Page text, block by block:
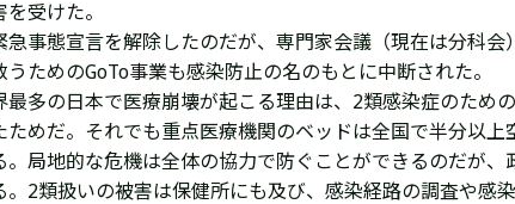
受けた。
事態宣言を解除したのだが、専門家会議（現在は分科
ためのGoTo事業も感染防止の名のもとに中断された。
多の日本で医療崩壊が起こる理由は、2類感染症のため
めだ。それでも重点医療機関のベッドは全国で半分以
局地的な危機は全体の協力で防ぐことができるのだが
2類扱いの被害は保健所にも及び、感染経路の調査や感